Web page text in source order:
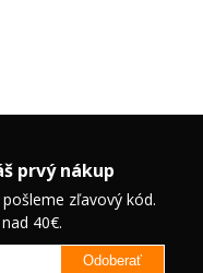
prvý nákup
zľavový kód.
40€.
Odoberať